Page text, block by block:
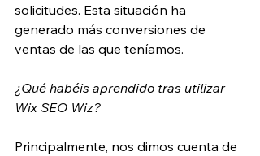
solicitudes. Esta situación ha
generado más conversiones de
ventas de las que teníamos.
¿Qué habéis aprendido tras utilizar
Wix SEO Wiz?
Principalmente, nos dimos cuenta de